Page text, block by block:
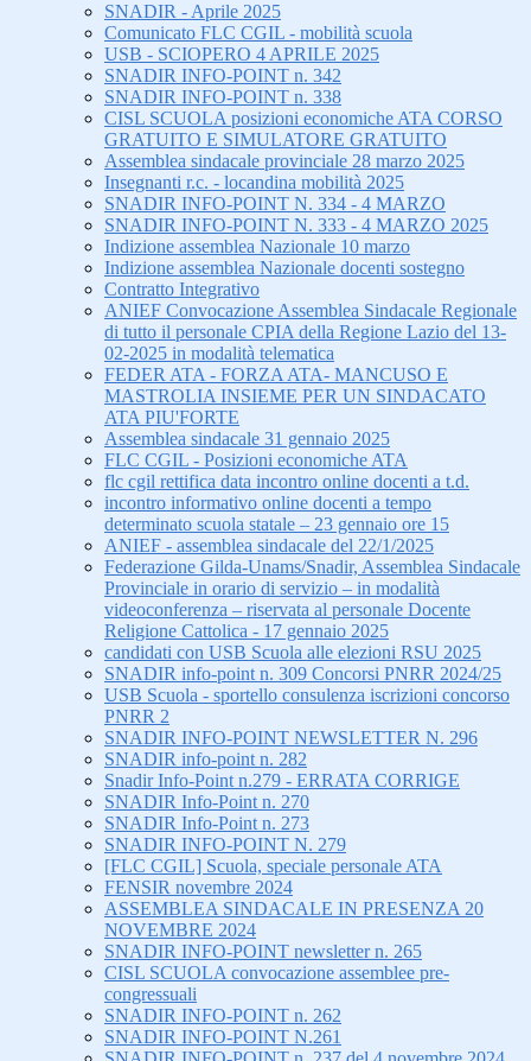
SNADIR - Aprile 2025
Comunicato FLC CGIL - mobilità scuola
USB - SCIOPERO 4 APRILE 2025
SNADIR INFO-POINT n. 342
SNADIR INFO-POINT n. 338
CISL SCUOLA posizioni economiche ATA CORSO
GRATUITO E SIMULATORE GRATUITO
Assemblea sindacale provinciale 28 marzo 2025
Insegnanti r.c. - locandina mobilità 2025
SNADIR INFO-POINT N. 334 - 4 MARZO
SNADIR INFO-POINT N. 333 - 4 MARZO 2025
Indizione assemblea Nazionale 10 marzo
Indizione assemblea Nazionale docenti sostegno
Contratto Integrativo
ANIEF Convocazione Assemblea Sindacale Regionale
di tutto il personale CPIA della Regione Lazio del 13-
02-2025 in modalità telematica
FEDER ATA - FORZA ATA- MANCUSO E
MASTROLIA INSIEME PER UN SINDACATO
ATA PIU'FORTE
Assemblea sindacale 31 gennaio 2025
FLC CGIL - Posizioni economiche ATA
flc cgil rettifica data incontro online docenti a t.d.
incontro informativo online docenti a tempo
determinato scuola statale – 23 gennaio ore 15
ANIEF - assemblea sindacale del 22/1/2025
Federazione Gilda-Unams/Snadir, Assemblea Sindacale
Provinciale in orario di servizio – in modalità
videoconferenza – riservata al personale Docente
Religione Cattolica - 17 gennaio 2025
candidati con USB Scuola alle elezioni RSU 2025
SNADIR info-point n. 309 Concorsi PNRR 2024/25
USB Scuola - sportello consulenza iscrizioni concorso
PNRR 2
SNADIR INFO-POINT NEWSLETTER N. 296
SNADIR info-point n. 282
Snadir Info-Point n.279 - ERRATA CORRIGE
SNADIR Info-Point n. 270
SNADIR Info-Point n. 273
SNADIR INFO-POINT N. 279
[FLC CGIL] Scuola, speciale personale ATA
FENSIR novembre 2024
ASSEMBLEA SINDACALE IN PRESENZA 20
NOVEMBRE 2024
SNADIR INFO-POINT newsletter n. 265
CISL SCUOLA convocazione assemblee pre-
congressuali
SNADIR INFO-POINT n. 262
SNADIR INFO-POINT N.261